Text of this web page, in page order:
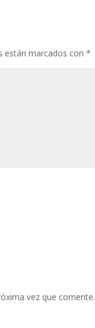
están marcados con *
vez que comente.